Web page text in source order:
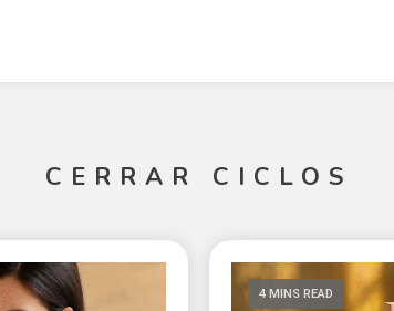
CERRAR CICLOS
4 MINS READ